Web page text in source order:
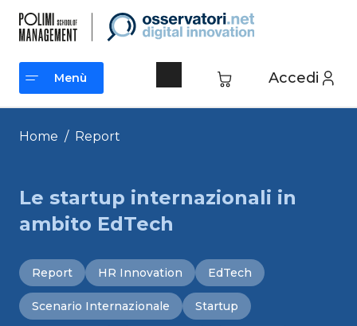
contenuto
Accedi
Menù
Menù
Home / Report
Le startup internazionali in
ambito EdTech
Report HR Innovation EdTech
Scenario Internazionale Startup